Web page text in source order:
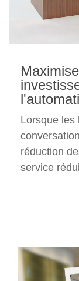
Lorsque les
réduction
service